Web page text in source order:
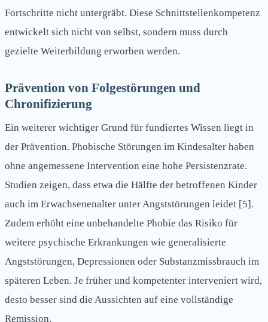
Fortschritte nicht untergräbt. Diese Schnittstellenkompetenz
entwickelt sich nicht von selbst, sondern muss durch
gezielte Weiterbildung erworben werden.
Prävention von Folgestörungen und
Chronifizierung
Ein weiterer wichtiger Grund für fundiertes Wissen liegt in
der Prävention. Phobische Störungen im Kindesalter haben
ohne angemessene Intervention eine hohe Persistenzrate.
Studien zeigen, dass etwa die Hälfte der betroffenen Kinder
auch im Erwachsenenalter unter Angststörungen leidet [5].
Zudem erhöht eine unbehandelte Phobie das Risiko für
weitere psychische Erkrankungen wie generalisierte
Angststörungen, Depressionen oder Substanzmissbrauch im
späteren Leben. Je früher und kompetenter interveniert wird,
desto besser sind die Aussichten auf eine vollständige
Remission.